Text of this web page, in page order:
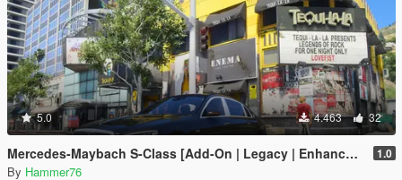
5.0 4.463 32
Mercedes-Maybach S-Class [Add-On | Legacy | Enhanced] 1.0
By Hammer76